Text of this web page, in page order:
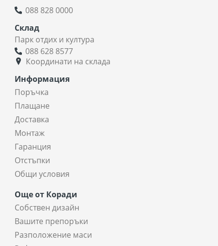
088 828 0000
Склад
Парк отдих и култура
088 628 8577
Координати на склада
Информация
Поръчка
Плащане
Доставка
Монтаж
Гаранция
Отстъпки
Общи условия
Още от Коради
Собствен дизайн
Вашите препоръки
Разположение маси